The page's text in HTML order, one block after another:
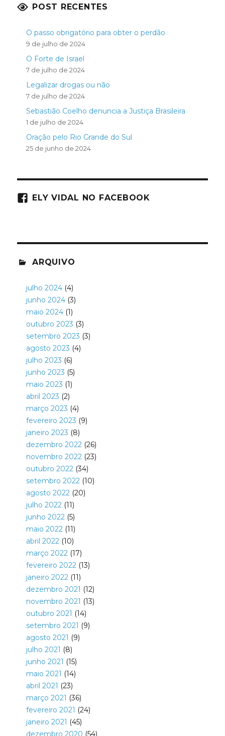
POST RECENTES
O passo obrigatório para obter o perdão
9 de julho de 2024
O Forte de Israel
7 de julho de 2024
Legalizar drogas ou não
7 de julho de 2024
Sebastião Coelho denuncia a Justiça Brasileira
1 de julho de 2024
Oração pelo Rio Grande do Sul
25 de junho de 2024
ELY VIDAL NO FACEBOOK
ARQUIVO
julho 2024(4)
junho 2024(3)
maio 2024(1)
outubro 2023 (3)
setembro 2023 (3)
agosto 2023 (4)
julho 2023 (6)
junho 2023 (5)
maio 2023 (1)
abril 2023 (2)
março 2023 (4)
fevereiro 2023 (9)
janeiro 2023 (8)
dezembro 2022(26)
novembro 2022(23)
outubro 2022(34)
setembro 2022(10)
agosto 2022(20)
julho 2022(11)
junho 2022(5)
maio 2022(11)
abril 2022(10)
março 2022(17)
fevereiro 2022(13)
janeiro 2022(11)
dezembro 2021 (12)
novembro 2021 (13)
outubro 2021 (14)
setembro 2021 (9)
agosto 2021 (9)
julho 2021 (8)
junho 2021 (15)
maio 2021 (14)
abril 2021 (23)
março 2021 (36)
fevereiro 2021 (24)
janeiro 2021 (45)
dezembro 2020 (54)